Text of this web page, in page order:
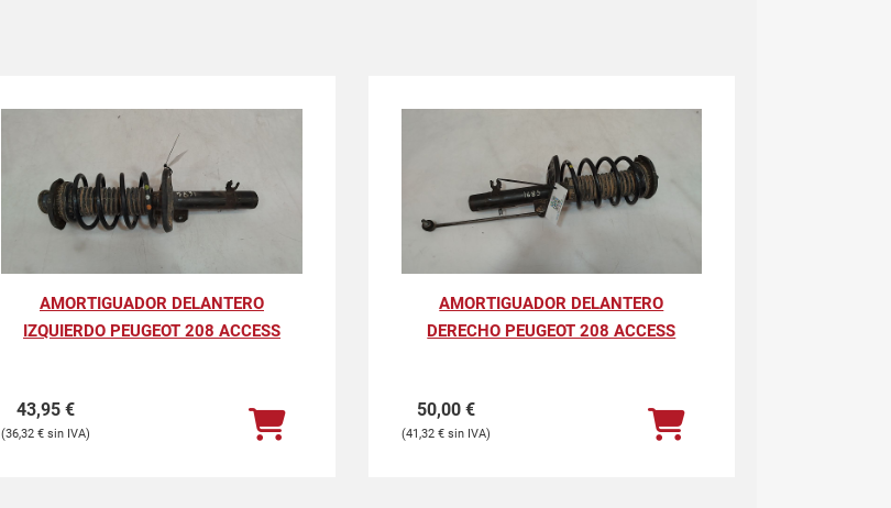
AMORTIGUADOR DELANTERO
IZQUIERDO PEUGEOT 208 ACCESS
43,95€
36,32€
AMORTIGUADOR DELANTERO
DERECHO PEUGEOT 208 ACCESS
50,00 €
41,32 €